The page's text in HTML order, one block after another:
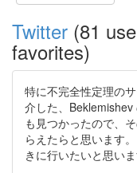
Twitter (81
favorites)
特に不完全性定理の
介した、
も見つかったので、
らえたらと思います
きに行いたいと思いま